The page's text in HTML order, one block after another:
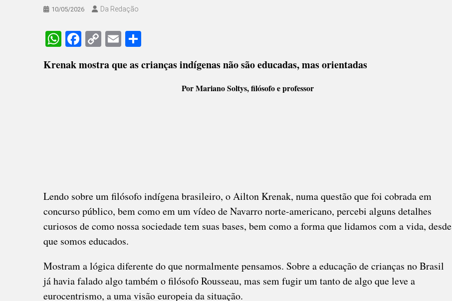
10/05/2026 Da Redação
WhatsApp
Facebook
CopyEmail
Krenak mostra que as crianças indígenas não são educadas, mas orientadas
Por Mariano Soltys, filósofo e professor
Lendo sobre um filósofo indígena brasileiro, o Ailton Krenak, numa questão que foi cobrada em
concurso público, bem como em um vídeo de Navarro norte-americano, percebi alguns detalhes
curiosos de como nossa sociedade tem suas bases, bem como a forma que lidamos com a vida, desde
que somos educados.
Mostram a lógica diferente do que normalmente pensamos. Sobre a educação de crianças no Brasil
já havia falado algo também o filósofo Rousseau, mas sem fugir um tanto de algo que leve a
eurocentrismo, a uma visão europeia da situação.